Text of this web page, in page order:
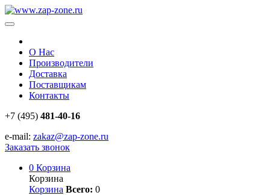
О Нас
Производители
Доставка
Поставщикам
Контакты
+7 (495) 481-40-16
e-mail: zakaz@zap-zone.ru
Заказать звонок
0 Корзина
Корзина
Корзина Всего: 0